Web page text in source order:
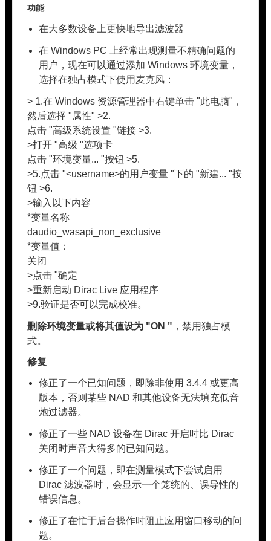
功能
在大多数设备上更快地导出滤波器
在 Windows PC 上经常出现测量不精确问题的
用户，现在可以通过添加 Windows 环境变量，
选择在独占模式下使用麦克风：
> 1.在 Windows 资源管理器中右键单击 "此电脑"，
然后选择 "属性" >2.
点击 "高级系统设置 "链接 >3.
>打开 "高级 "选项卡
点击 "环境变量... "按钮 >5.
>5.点击 "<username>的用户变量 "下的 "新建... "按
钮 >6.
>输入以下内容
*变量名称
daudio_wasapi_non_exclusive
*变量值：
关闭
>点击 "确定
>重新启动 Dirac Live 应用程序
>9.验证是否可以完成校准。
删除环境变量或将其值设为 "ON " ，禁用独占模
式。
修复
修正了一个已知问题，即除非使用 3.4.4 或更高
版本，否则某些 NAD 和其他设备无法填充低音
炮过滤器。
修正了一些 NAD 设备在 Dirac 开启时比 Dirac
关闭时声音大得多的已知问题。
修正了一个问题，即在测量模式下尝试启用
Dirac 滤波器时，会显示一个笼统的、误导性的
错误信息。
修正了在忙于后台操作时阻止应用窗口移动的问
题。